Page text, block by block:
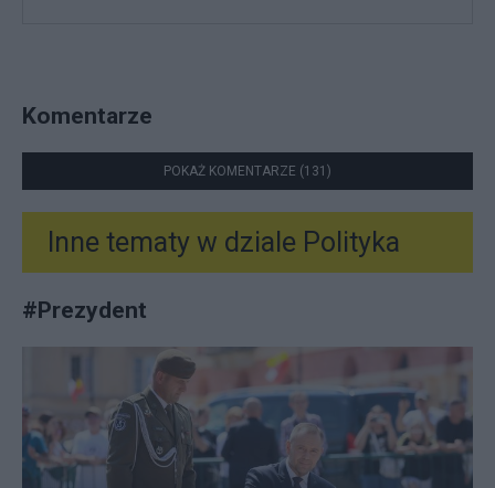
Komentarze
POKAŻ KOMENTARZE (131)
Inne tematy w dziale Polityka
#Prezydent